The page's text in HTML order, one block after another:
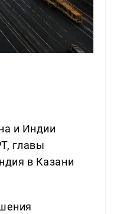
и Индии
главы
в Казани